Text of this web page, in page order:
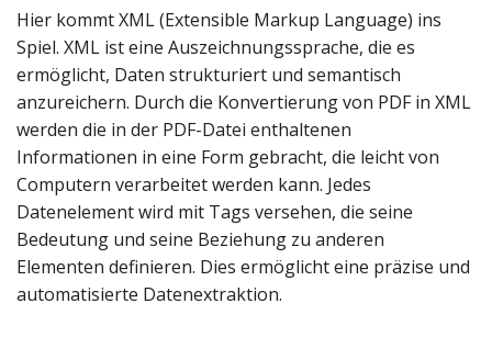
Hier kommt XML (Extensible Markup Language) ins
Spiel. XML ist eine Auszeichnungssprache, die es
ermöglicht, Daten strukturiert und semantisch
anzureichern. Durch die Konvertierung von PDF in XML
werden die in der PDF-Datei enthaltenen
Informationen in eine Form gebracht, die leicht von
Computern verarbeitet werden kann. Jedes
Datenelement wird mit Tags versehen, die seine
Bedeutung und seine Beziehung zu anderen
Elementen definieren. Dies ermöglicht eine präzise und
automatisierte Datenextraktion.